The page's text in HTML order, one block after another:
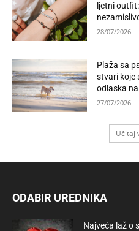
ljetni
28/07/2026
Plaža sa
stvari koje
odlaska
27/07/2026
Učitaj
ODABIR UREDNIKA
Najveća laž o